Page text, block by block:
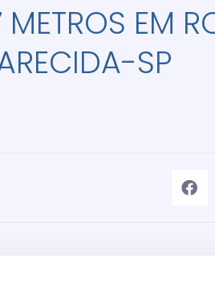
EM
SP